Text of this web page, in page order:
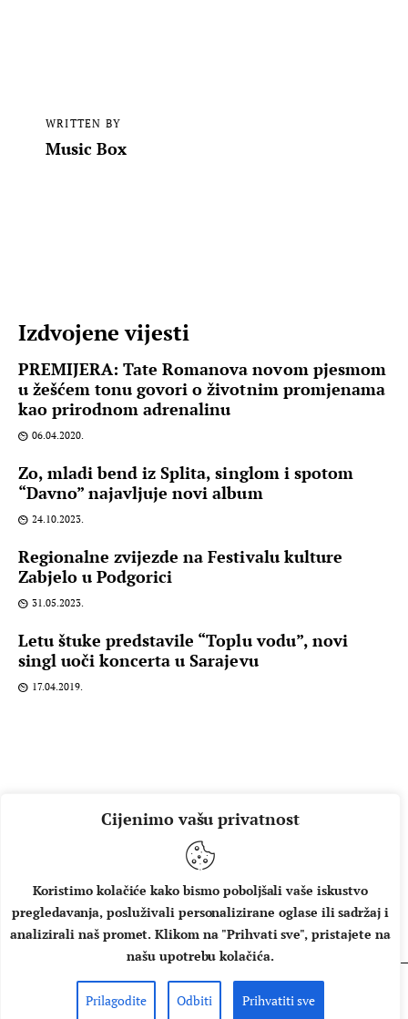
Cijenimo vašu privatnost
Koristimo kolačiće kako bismo poboljšali vaše iskustvo
pregledavanja, posluživali personalizirane oglase ili sadržaj i
analizirali naš promet. Klikom na "Prihvati sve", pristajete na
našu upotrebu kolačića.
Prilagodite Odbiti Prihvatiti sve
WRITTEN BY
Music Box
Izdvojene vijesti
PREMIJERA: Tate Romanova novom pjesmom
u žešćem tonu govori o životnim promjenama
kao prirodnom adrenalinu
06.04.2020.
Zo, mladi bend iz Splita, singlom i spotom
“Davno” najavljuje novi album
24.10.2023.
Regionalne zvijezde na Festivalu kulture
Zabjelo u Podgorici
31.05.2023.
Letu štuke predstavile “Toplu vodu”, novi
singl uoči koncerta u Sarajevu
17.04.2019.
O NAMA IMPRESSUM UVJETI KORIŠTENJA
Copyright © 2026 Music Box - All rights reserved.